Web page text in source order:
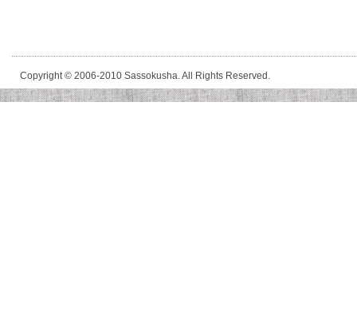
Copyright © 2006-2010 Sassokusha. All Rights Reserved.